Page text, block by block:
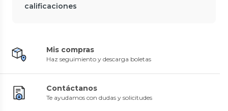
calificaciones
Mis compras
Haz seguimiento y descarga boletas
Contáctanos
Te ayudamos con dudas y solicitudes